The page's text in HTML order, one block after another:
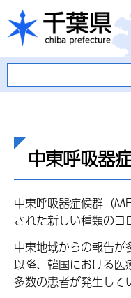
千
中東呼吸器
中東呼吸器症候群（
された新しい種類のコ
中東地域からの報告
以降、韓国における医
多数の患者が発生して